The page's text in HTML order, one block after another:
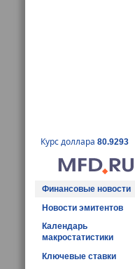
Курс доллара 80.9293
Финансовые новости
Новости эмитентов
Календарь
макростатистики
Ключевые ставки